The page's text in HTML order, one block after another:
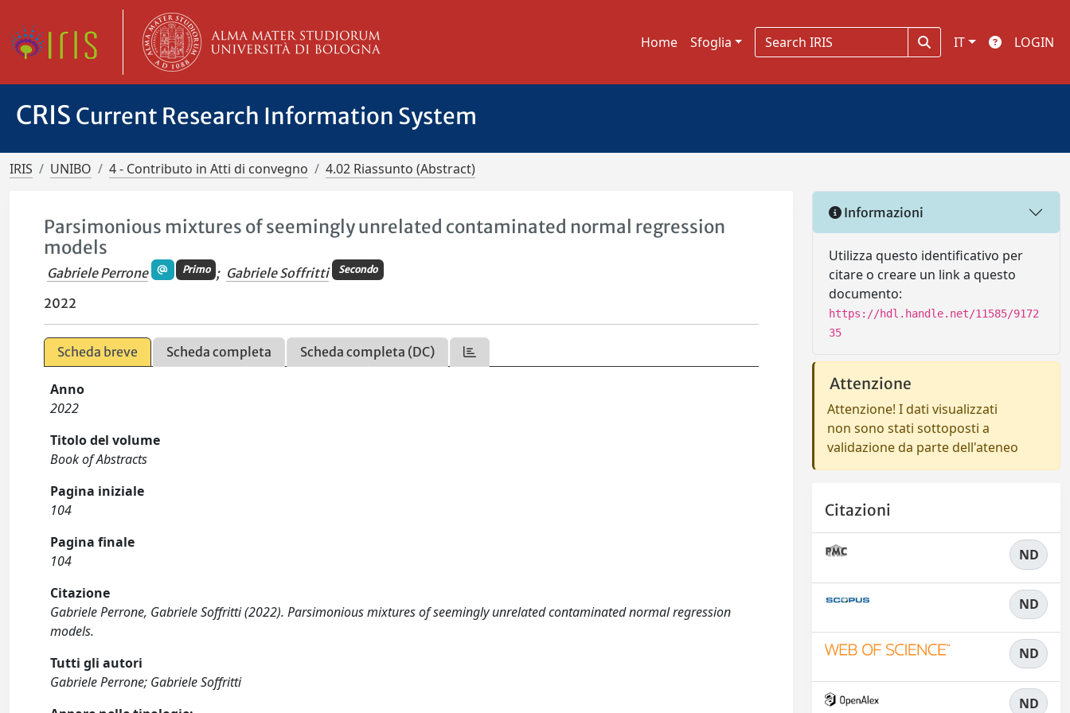
Home Sfoglia IT LOGIN
CRIS Current Research Information System
IRIS UNIBO 4 - Contributo in Atti di convegno 4.02 Riassunto (Abstract)
Parsimonious mixtures of seemingly unrelated contaminated normal regression
models
Gabriele Perrone Primo ; Gabriele Soffritti Secondo
2022
Scheda breve Scheda completa Scheda completa (DC)
Anno
2022
Titolo del volume
Book of Abstracts
Pagina iniziale
104
Pagina finale
104
Citazione
Gabriele Perrone, Gabriele Soffritti (2022). Parsimonious mixtures of seemingly unrelated contaminated normal regression
models.
Tutti gli autori
Gabriele Perrone; Gabriele Soffritti
Informazioni
Utilizza questo identificativo per
citare o creare un link a questo
documento:
https://hdl.handle.net/11585/9172
35
Attenzione
Attenzione! I dati visualizzati
non sono stati sottoposti a
validazione da parte dell'ateneo
Citazioni
ND
ND
ND
ND